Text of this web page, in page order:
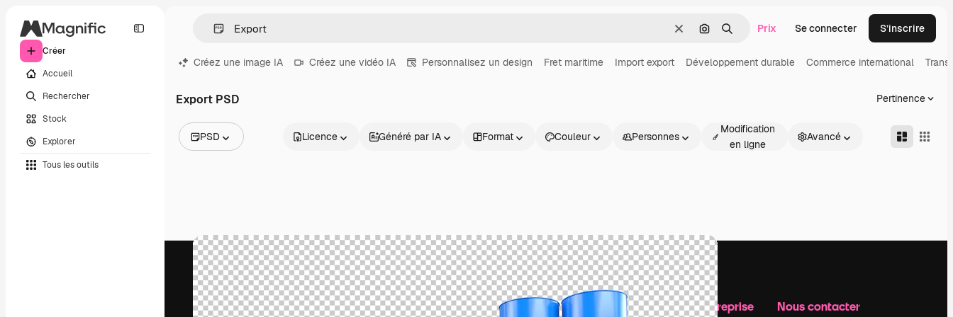
Créer
Accueil
Rechercher
Stock
Explorer
Tous les outils
EffacerRechercher par image
Rechercher
Prix Se connecter S’inscrire
Créez une image IA Créez une vidéo IA Personnalisez un design Fret maritime Import export Développement durable Commerce international
Export PSD Pertinence
PSD
Vidéos
Clips de vidéo
Graphiques animés
Templates vidéos
Icônes
Modèles 3D
Polices
Licence Généré par IA Format Couleur Personnes
Modification
en ligne
Avancé
Produits Commencer Notre entreprise Nous contacter